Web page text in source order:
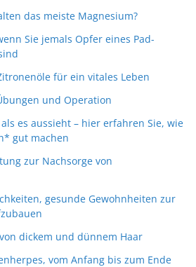
das meiste Magnesium?
Sie jemals Opfer eines Pad-
für ein vitales Leben
und Operation
es aussieht – hier erfahren Sie, wie
gut machen
zur Nachsorge von
gesunde Gewohnheiten zur
dickem und dünnem Haar
vom Anfang bis zum Ende